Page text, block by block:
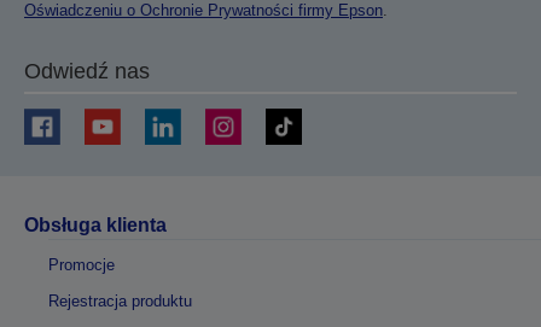
Oświadczeniu o Ochronie Prywatności firmy Epson.
Odwiedź nas
Obsługa klienta
Promocje
Rejestracja produktu